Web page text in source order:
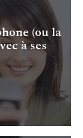
(ou la
à ses